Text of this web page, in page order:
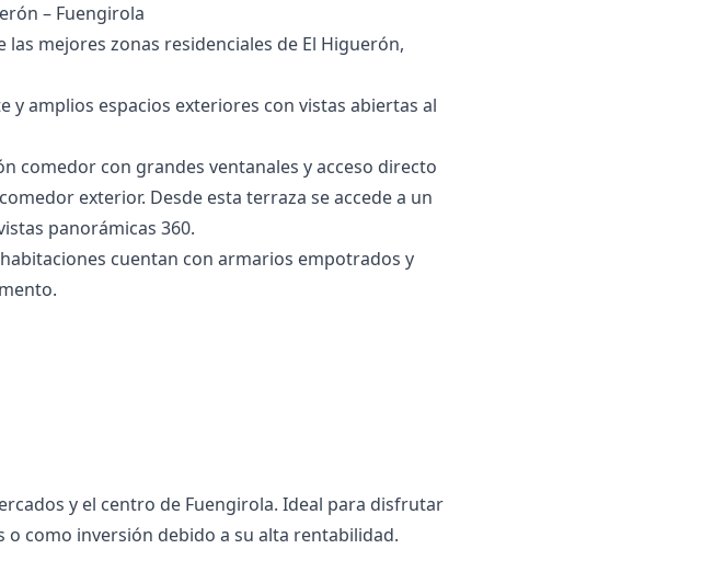
– Fuengirola
mejores zonas residenciales de El Higuerón,
amplios espacios exteriores con vistas abiertas al
comedor con grandes ventanales y acceso directo
exterior. Desde esta terraza se accede a un
panorámicas 360.
cuentan con armarios empotrados y
‌y ‌el ‌centro ‌de Fuengirola. Ideal para disfrutar
o como ‌inversión ‌debido ‌a ‌su ‌alta ‌rentabilidad.